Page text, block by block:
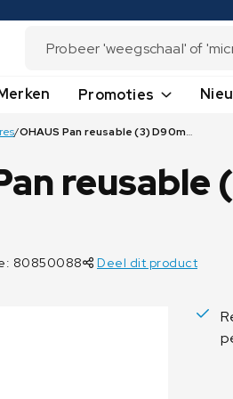
Promoties
/ OHAUS Pan reusable (3) D90mm MB45
reusable
80850088 Deel dit product